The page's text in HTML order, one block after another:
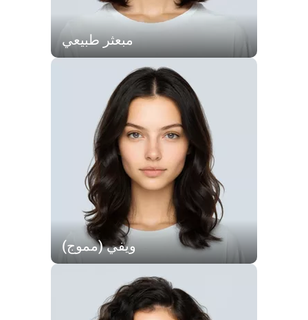
مبعثر طبيعي
ويفي (مموج)